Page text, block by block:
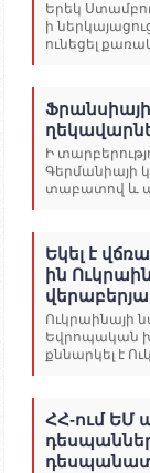
Երեկ
ի
ունեցել
Ի
Գերմանիայի
տաբատով և
Եկել է
ին
Ուկրաինայի
Եվրոպական
քննարկել է
ՀՀ-ում ԵՄ